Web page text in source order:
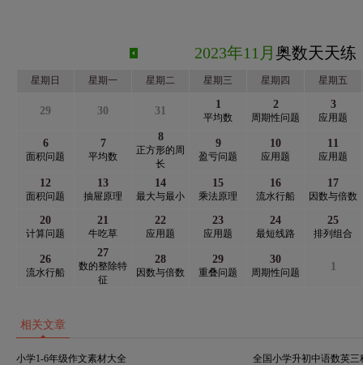
2023年11月 奥数天天练
星期日 星期一 星期二 星期三 星期四 星期五
29 30 31
1
平均数
2
周期性问题
3
应用题
6
面积问题
7
平均数
8
正方形的周
长
9
盈亏问题
10
应用题
11
应用题
12
面积问题
13
抽屉原理
14
最大与最小
15
乘法原理
16
流水行船
17
因数与倍数
20
计算问题
21
牛吃草
22
应用题
23
应用题
24
最短线路
25
排列组合
26
流水行船
27
数的整除特
征
28
因数与倍数
29
重叠问题
30
周期性问题 1
相关文章
小学1-6年级作文素材大全 全国小学升初中语数英三